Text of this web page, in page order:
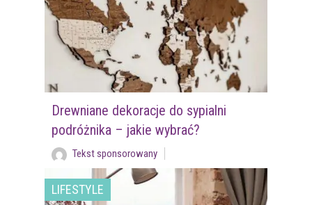
Drewniane dekoracje do sypialni
podróżnika – jakie wybrać?
Tekst sponsorowany
LIFESTYLE